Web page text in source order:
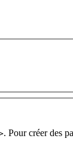
. Pour créer des